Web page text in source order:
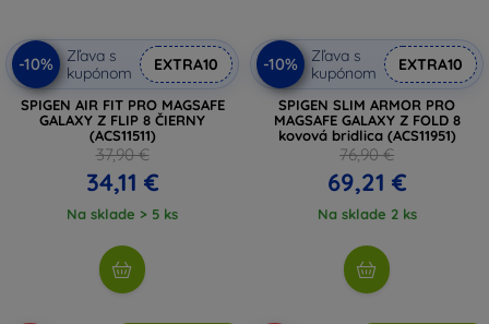
-10%
Zľava s
kupónom
EXTRA10
SPIGEN AIR FIT PRO MAGSAFE
GALAXY Z FLIP 8 ČIERNY
(ACS11511)
37,90 €
34,11 €
Na sklade > 5 ks
-10%
Zľava s
kupónom
EXTRA10
SPIGEN SLIM ARMOR PRO
MAGSAFE GALAXY Z FOLD 8
kovová bridlica (ACS11951)
76,90 €
69,21 €
Na sklade 2 ks